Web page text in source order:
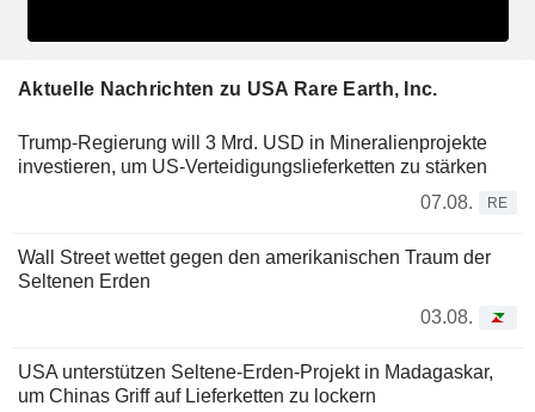
Aktuelle Nachrichten zu USA Rare Earth, Inc.
Trump-Regierung will 3 Mrd. USD in Mineralienprojekte
investieren, um US-Verteidigungslieferketten zu stärken
07.08.
RE
Wall Street wettet gegen den amerikanischen Traum der
Seltenen Erden
03.08.
USA unterstützen Seltene-Erden-Projekt in Madagaskar,
um Chinas Griff auf Lieferketten zu lockern